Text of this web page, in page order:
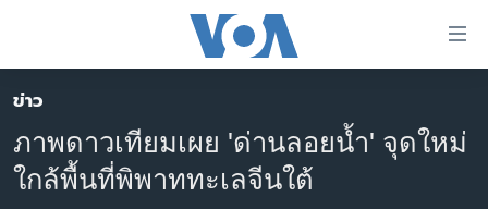
ต่อ
ไป
เนื้อหา
หน้าหลัก
โลก
เอเชีย
ข่าว
ภาพดาวเทียมเผย 'ด่านลอยน้ำ' จุดใหม่
ใกล้พื้นที่พิพาททะเลจีนใต้